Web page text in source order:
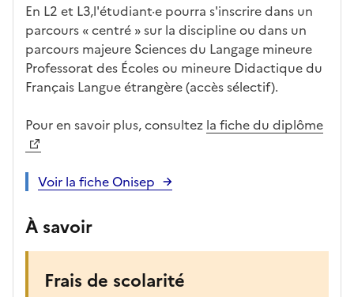
c
i
-
a
p
è
En L2 et L3,l'étudiant·e pourra s'inscrire dans un
parcours « centré » sur la discipline ou dans un
parcours majeure Sciences du Langage mineure
Professorat des Écoles ou mineure Didactique du
Français Langue étrangère (accès sélectif).
Pour en savoir plus, consultez la fiche du diplôme
Voir la fiche Onisep
À savoir
Frais de scolarité